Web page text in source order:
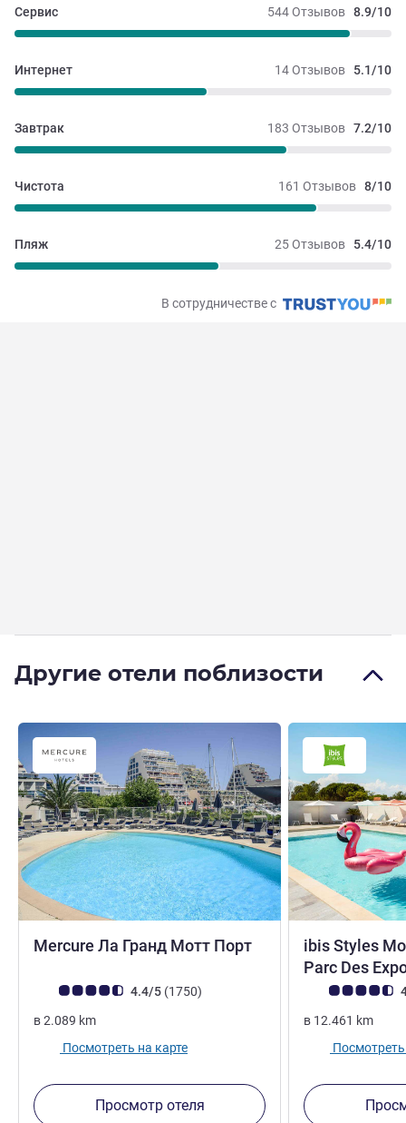
544 Отзывов 8.9/10
Сервис
14 Отзывов 5.1/10
Интернет
183 Отзывов 7.2/10
Завтрак
161 Отзывов 8/10
Чистота
25 Отзывов 5.4/10
Пляж
В сотрудничестве с
Другие отели поблизости
Mercure Ла Гранд Мотт Порт4 звезды
Примечание: отзывы клиентов (Рейтинг ALL)
4.4/5 (1750Отзывов
)
в2.089 km
Посмотреть на карте
Просмотр отеля
ibis Styles
Parc Des
Примечание:
в 12.461 km
Посмотреть